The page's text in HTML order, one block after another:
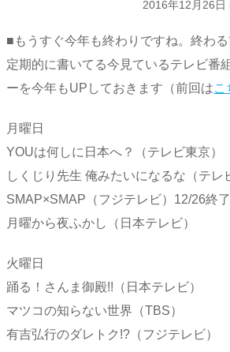
2016年12月26日
■もうすぐ今年も終わりですね。終わ
定期的に書いてる今見ているテレビ番
ーを今年もUPしておきます（前回はこ
月曜日
YOUは何しに日本へ？（テレビ東京）
しくじり先生 俺みたいになるな（テレ
SMAP×SMAP（フジテレビ）12/26終了
月曜から夜ふかし（日本テレビ）
火曜日
踊る！さんま御殿!!（日本テレビ）
マツコの知らない世界（TBS）
有吉弘行のダレトク!?（フジテレビ）